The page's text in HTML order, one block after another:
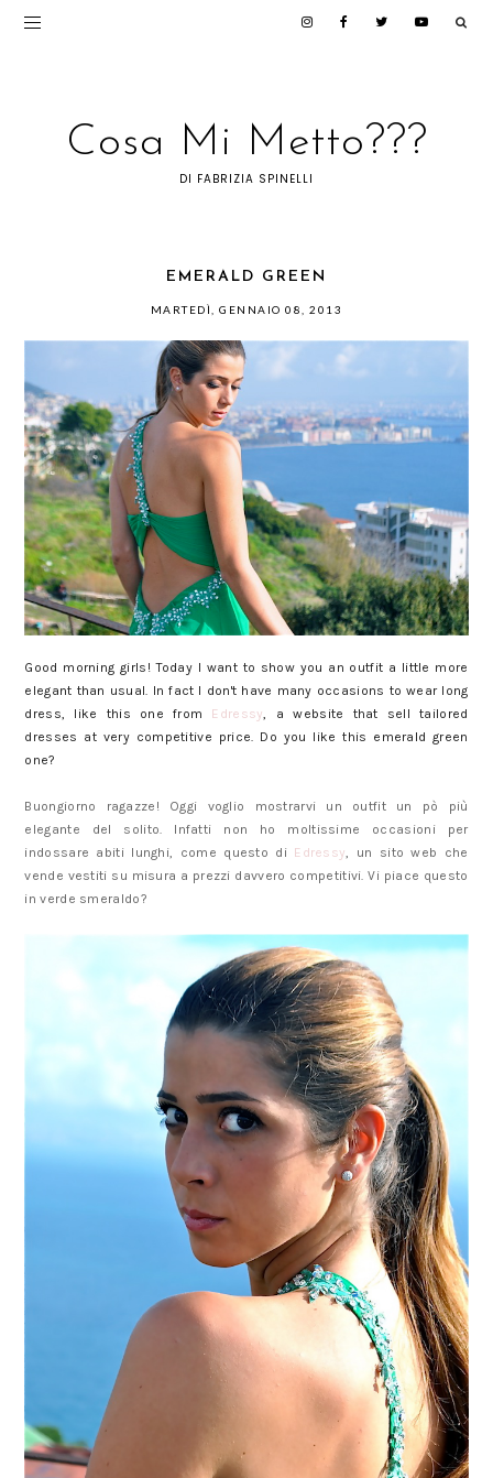
Cosa Mi Metto???
DI FABRIZIA SPINELLI
EMERALD GREEN
MARTEDÌ, GENNAIO 08, 2013
Good morning girls! Today I want to show you an outfit a little more
elegant than usual. In fact I don't have many occasions to wear long
dress, like this one from Edressy, a website that sell tailored
dresses at very competitive price. Do you like this emerald green
one?
Buongiorno ragazze! Oggi voglio mostrarvi un outfit un pò più
elegante del solito. Infatti non ho moltissime occasioni per
indossare abiti lunghi, come questo di Edressy, un sito web che
vende vestiti su misura a prezzi davvero competitivi. Vi piace questo
in verde smeraldo?